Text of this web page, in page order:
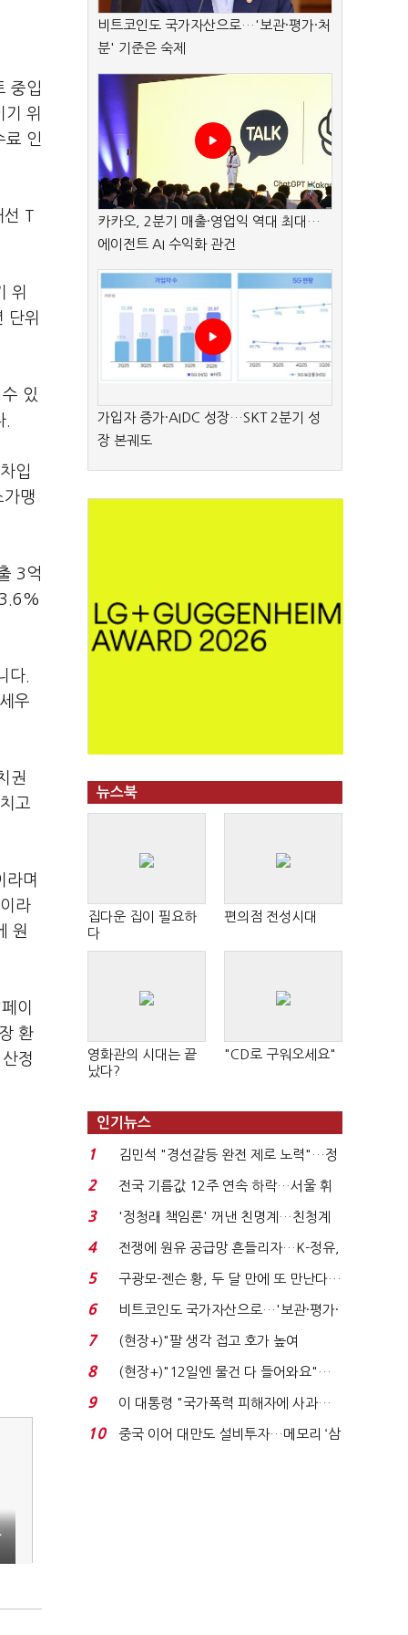
중입
위
료 인
선 T
위
단위
있
.
입
가맹
3억
다.
우
권
고
라며
라
원
이
환
정
비트코인도 국가자산으로…'보관·평가·처
분' 기준은 숙제
카카오, 2분기 매출·영업익 역대 최대…
에이전트 AI 수익화 관건
가입자 증가·AIDC 성장…SKT 2분기 성
장 본궤도
뉴스북
집다운 집이 필요하
다
편의점 전성시대
영화관의 시대는 끝
났다?
"CD로 구워오세요"
인기뉴스
1
김민석 "경선갈등 완전 제로 노력"…정
청래 "반명 공세 사...
2
전국 기름값 12주 연속 하락…서울 휘
발윳값 1909원...
3
'정청래 책임론' 꺼낸 친명계…친청계
는 추가투표 때리기...
4
전쟁에 원유 공급망 흔들리자…K-정유,
에너지안보 핵심...
5
구광모-젠슨 황, 두 달 만에 또 만난다…
로봇·AI 등 논...
6
비트코인도 국가자산으로…'보관·평가·
처분' 기준은 ...
7
(현장+)"팔 생각 접고 호가 높여
요"…'덜 똘똘한 한 채' 20...
8
(현장+)"12일엔 물건 다 들어와요"…
빈 매대 채우며 문 연 ...
9
이 대통령 "국가폭력 피해자에 사과…
적극적 조사로 진...
10
중국 이어 대만도 설비투자…메모리 ‘삼